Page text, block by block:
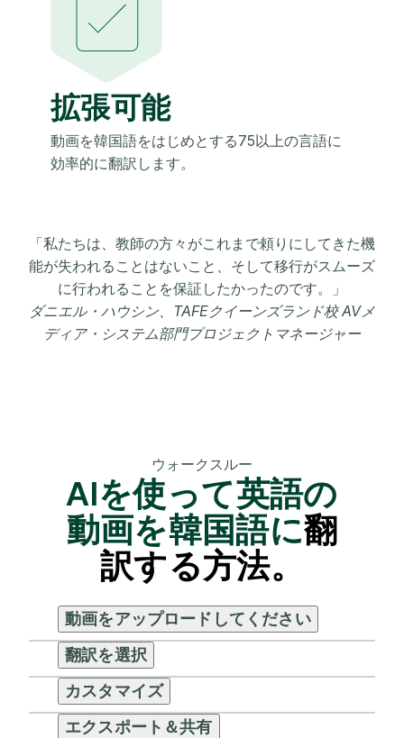
拡張可能
動画を韓国語をはじめとする75以上の言語に
効率的に翻訳します。
「私たちは、教師の方々がこれまで頼りにしてきた機
能が失われることはないこと、そして移行がスムーズ
に行われることを保証したかったのです。」
ダニエル・ハウシン、TAFEクイーンズランド校 AVメ
ディア・システム部門プロジェクトマネージャー
ウォークスルー
AIを使って英語の
動画を韓国語に翻
訳する方法。
動画をアップロードしてください
翻訳を選択
カスタマイズ
エクスポート＆共有